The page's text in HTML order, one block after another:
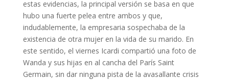
estas evidencias, la principal versión se basa en que
hubo una fuerte pelea entre ambos y que,
indudablemente, la empresaria sospechaba de la
existencia de otra mujer en la vida de su marido. En
este sentido, el viernes Icardi compartió una foto de
Wanda y sus hijas en al cancha del París Saint
Germain, sin dar ninguna pista de la avasallante crisis